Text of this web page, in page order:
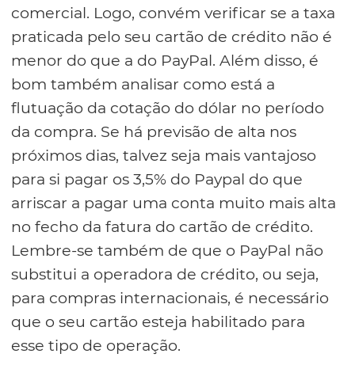
comercial. Logo, convém verificar se a taxa
praticada pelo seu cartão de crédito não é
menor do que a do PayPal. Além disso, é
bom também analisar como está a
flutuação da cotação do dólar no período
da compra. Se há previsão de alta nos
próximos dias, talvez seja mais vantajoso
para si pagar os 3,5% do Paypal do que
arriscar a pagar uma conta muito mais alta
no fecho da fatura do cartão de crédito.
Lembre-se também de que o PayPal não
substitui a operadora de crédito, ou seja,
para compras internacionais, é necessário
que o seu cartão esteja habilitado para
esse tipo de operação.